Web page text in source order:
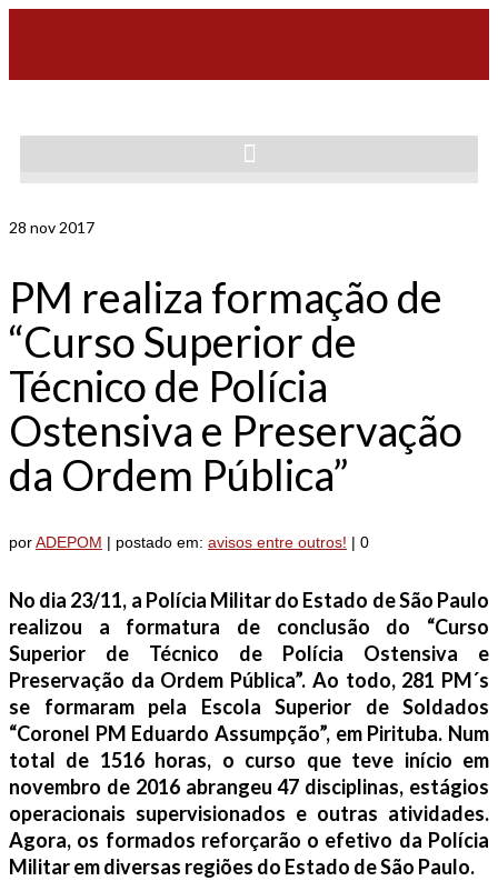
28 nov 2017
PM realiza formação de
“Curso Superior de
Técnico de Polícia
Ostensiva e Preservação
da Ordem Pública”
porADEPOM | postado em: avisos entre outros! | 0
No dia 23/11, a Polícia Militar do Estado de São Paulo
realizou a formatura de conclusão do “Curso
Superior de Técnico de Polícia Ostensiva e
Preservação da Ordem Pública”. Ao todo, 281 PM´s
se formaram pela Escola Superior de Soldados
“Coronel PM Eduardo Assumpção”, em Pirituba. Num
total de 1516 horas, o curso que teve início em
novembro de 2016 abrangeu 47 disciplinas, estágios
operacionais supervisionados e outras atividades.
Agora, os formados reforçarão o efetivo da Polícia
Militar em diversas regiões do Estado de São Paulo.